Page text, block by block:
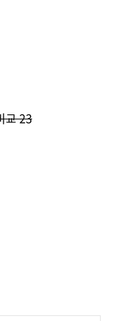
교 23